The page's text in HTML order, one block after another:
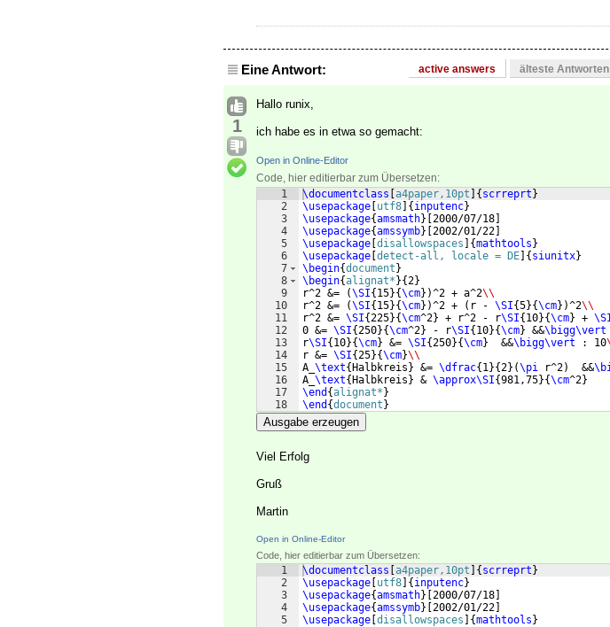
Eine Antwort: active answers älteste Antworten
1
Hallo runix,
ich habe es in etwa so gemacht:
Open in Online-Editor
Code, hier editierbar zum Übersetzen:
1
2
3
4
5
6
7
8
9
10
11
12
13
14
15
16
17
18
\documentclass a4paper,10pt { scrreprt }
\usepackage utf8 { inputenc}
\usepackage{amsmath} 2000/07/18
\usepackage{amssymb} 2002/01/22
\usepackage disallowspaces {mathtools }
\usepackage detect-all, locale = DE { siunitx}
\begin{document }
\begin{alignat* }{2}
r^2 &=
(\SI{ 15}{\cm})^2 + a^2\\
r^2 &=
(\SI{ 15}{\cm})^2 + ( r - \SI{5}{\cm})^2\\
r^2 &= \SI{225}{\cm^2} + r^2 - r\SI{ 10}{\cm} +
0 &= \SI{250}{\cm^2} - r\SI{ 10}{\cm} &&\bigg\vert
r\SI{ 10}{\cm} &= \SI{250}{\cm}
  &&
\bigg\vert : 10
r &= \SI{25}{\cm}\\
A_ \text{ Halbkreis } &= \dfrac{ 1}{2} (\pi r^2)
  &&
A_ \text{ Halbkreis } & \approx\SI{981,75}{\cm^2}
\end {alignat* }
\end {document }
Ausgabe erzeugen
Viel Erfolg
Gruß
Martin
Open in Online-Editor
Code, hier editierbar zum Übersetzen:
1
2
3
4
5
\documentclass a4paper,10pt { scrreprt }
\usepackage utf8 { inputenc}
\usepackage{amsmath} 2000/07/18
\usepackage{amssymb} 2002/01/22
\usepackage disallowspaces {mathtools }